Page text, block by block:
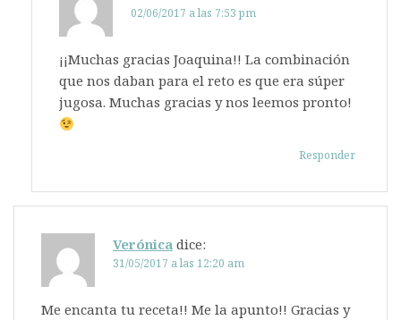
02/06/2017 a las 7:53 pm
¡¡Muchas gracias Joaquina!! La combinación
que nos daban para el reto es que era súper
jugosa. Muchas gracias y nos leemos pronto!
Responder
Verónica dice:
31/05/2017 a las 12:20 am
Me encanta tu receta!! Me la apunto!! Gracias y